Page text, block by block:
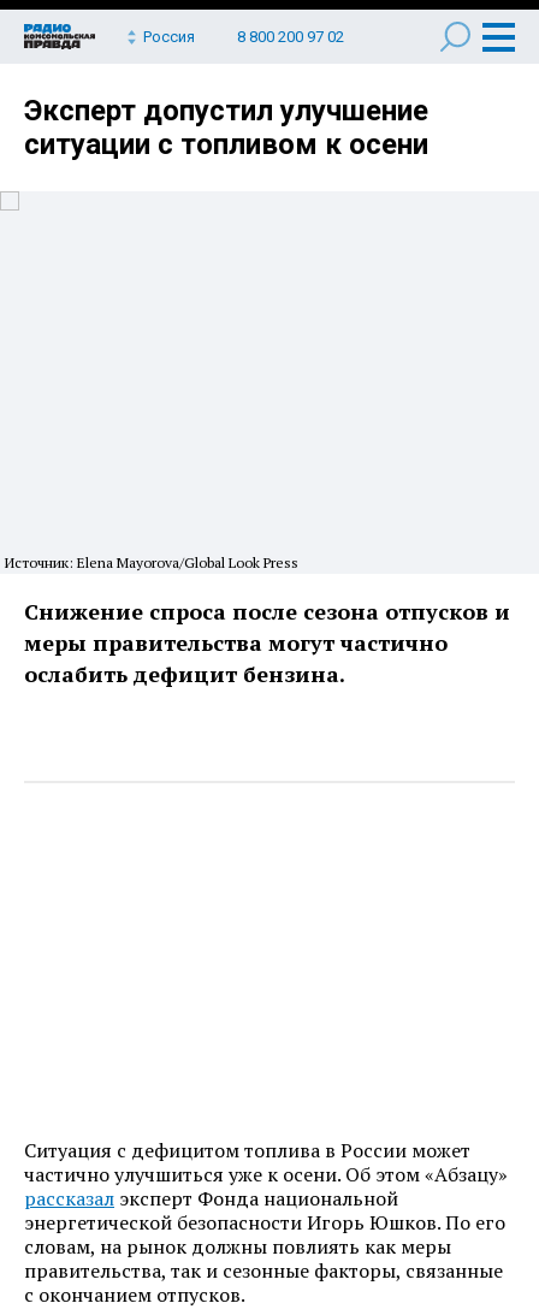
Россия 8 800 200 97 02
Эксперт допустил улучшение
ситуации с топливом к осени
Источник: Elena Mayorova/Global Look Press
Снижение спроса после сезона отпусков и
меры правительства могут частично
ослабить дефицит бензина.
Ситуация с дефицитом топлива в России может
частично улучшиться уже к осени. Об этом «Абзацу»
рассказал эксперт Фонда национальной
энергетической безопасности Игорь Юшков. По его
словам, на рынок должны повлиять как меры
правительства, так и сезонные факторы, связанные
с окончанием отпусков.